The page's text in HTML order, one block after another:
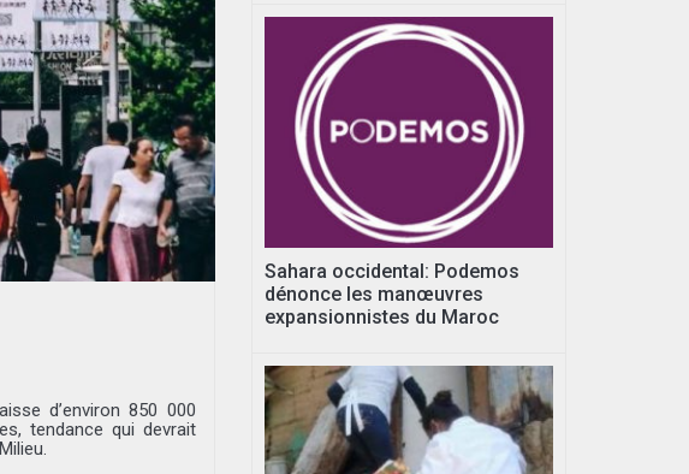
d’environ 850 000
tendance qui devrait
Sahara occidental: Podemos
dénonce les manœuvres
expansionnistes du Maroc